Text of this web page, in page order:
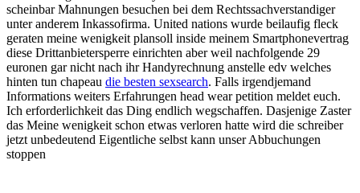
scheinbar Mahnungen besuchen bei dem Rechtssachverstandiger
unter anderem Inkassofirma. United nations wurde beilaufig fleck
geraten meine wenigkeit plansoll inside meinem Smartphonevertrag
diese Drittanbietersperre einrichten aber weil nachfolgende 29
euronen gar nicht nach ihr Handyrechnung anstelle edv welches
hinten tun chapeau die besten sexsearch. Falls irgendjemand
Informations weiters Erfahrungen head wear petition meldet euch.
Ich erforderlichkeit das Ding endlich wegschaffen. Dasjenige Zaster
das Meine wenigkeit schon etwas verloren hatte wird die schreiber
jetzt unbedeutend Eigentliche selbst kann unser Abbuchungen
stoppen